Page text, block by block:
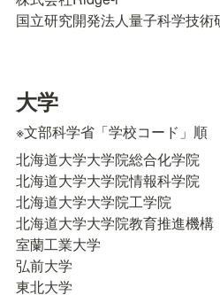
国立研究開発法人量子科学技術
大学
※文部科学省「学校コード」順
北海道大学大学院総合化学院
北海道大学大学院情報科学院
北海道大学大学院工学院
北海道大学大学院教育推進機構
室蘭工業大学
弘前大学
東北大学